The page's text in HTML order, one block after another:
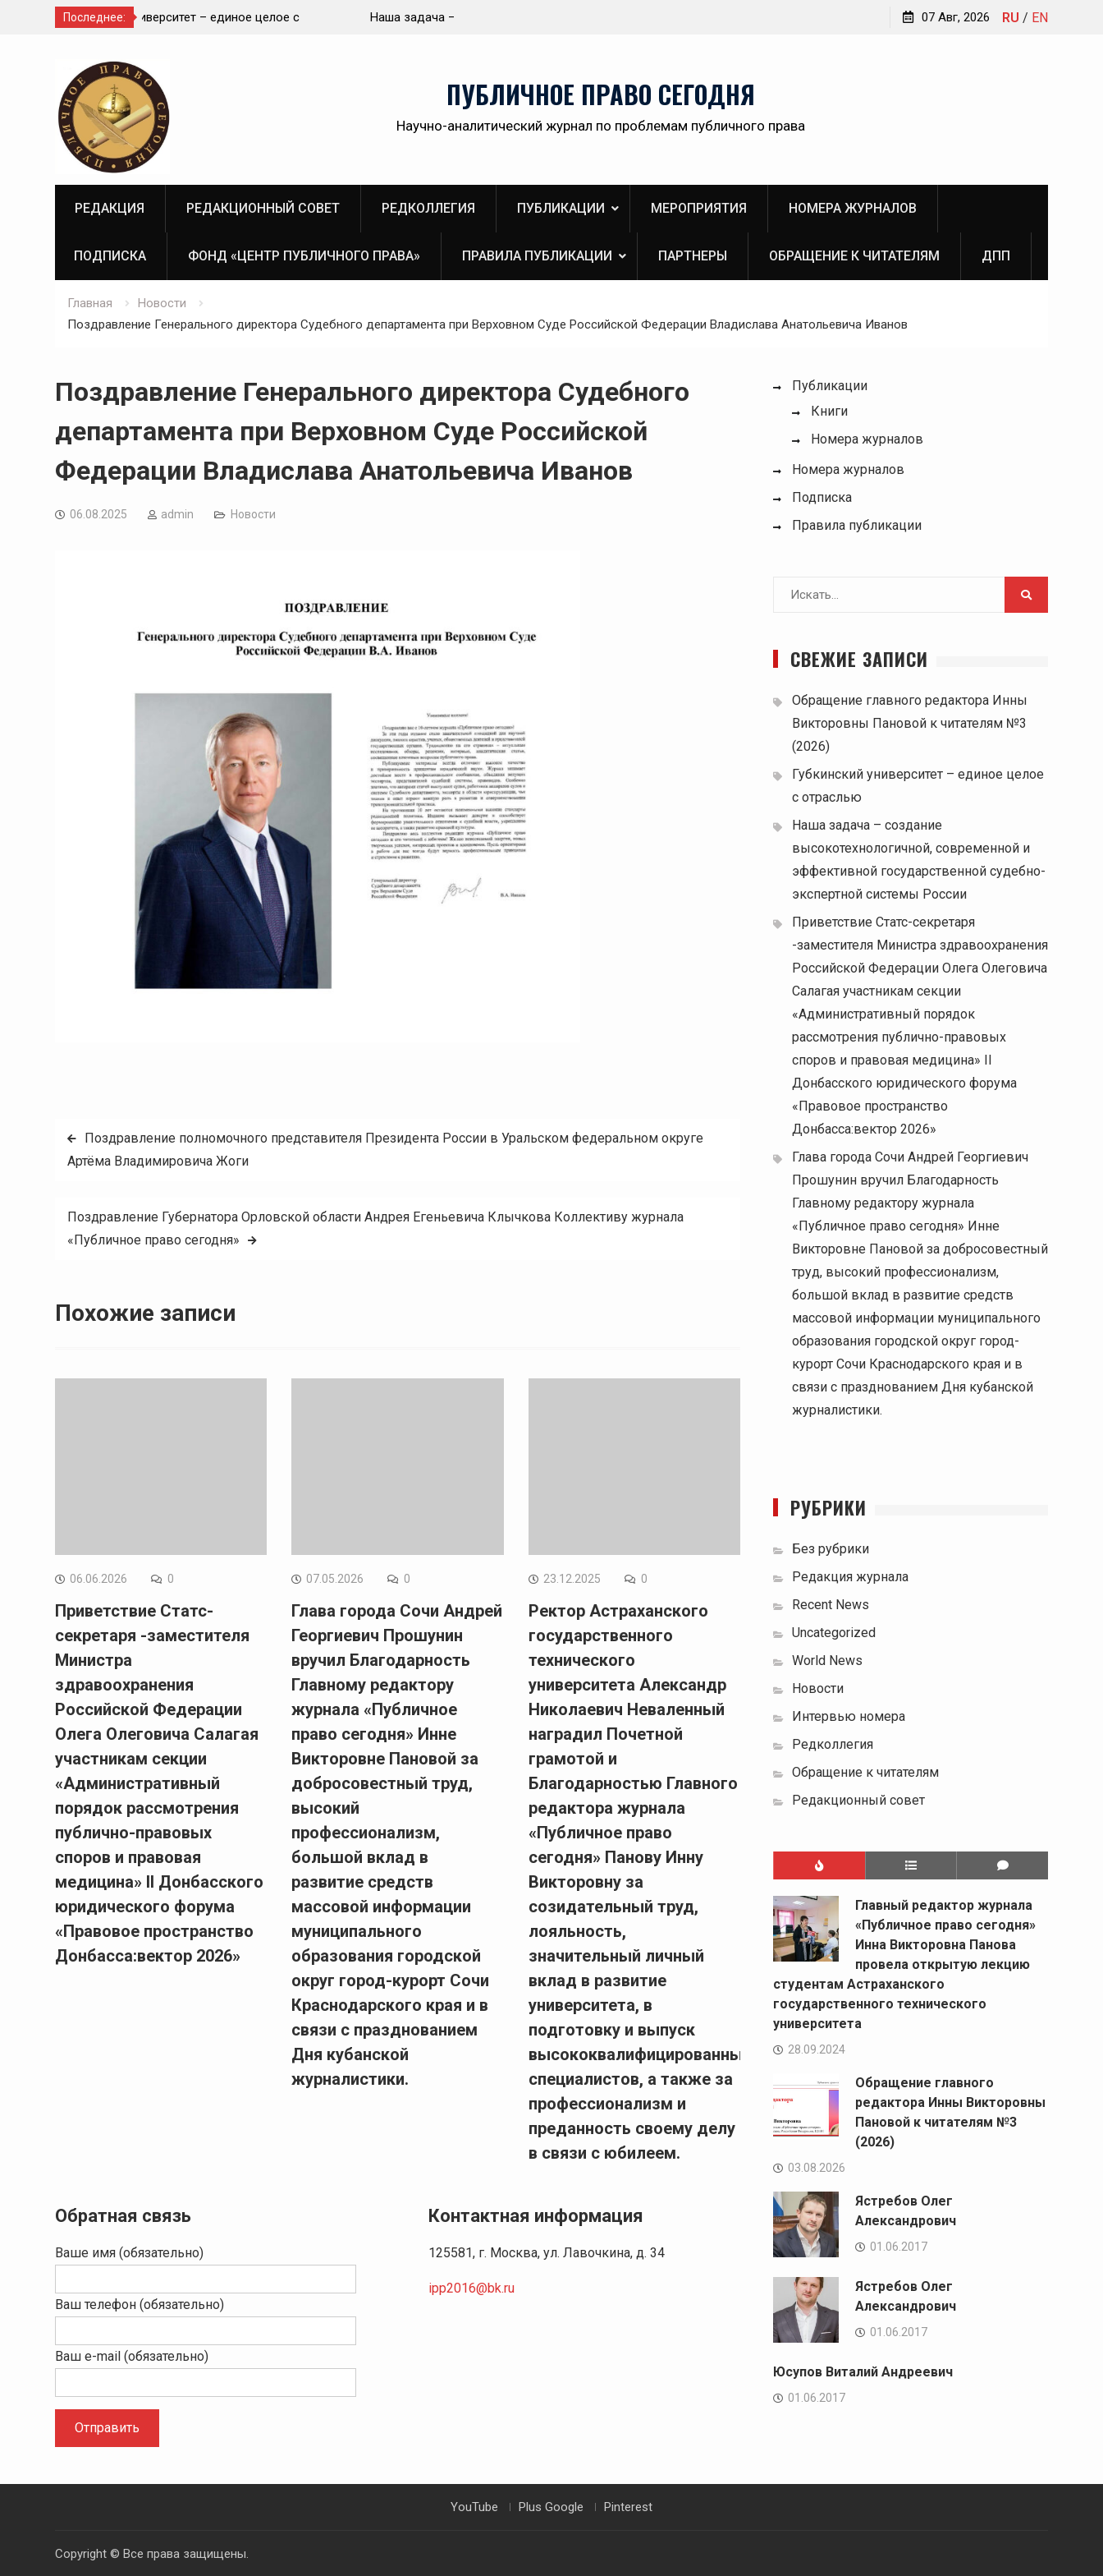
Последнее:
целое с
Наша задача – создание высокотехнологичной,
секции «Административный порядок
рассмотрения публично-правовых споров и
правовая медицина» II Донбасского
Обращение главного редактора Инны Викторовны
RU / EN
07 Авг, 2026
содержимому
ПУБЛИЧНОЕ ПРАВО СЕГОДНЯ
Научно-аналитический журнал по проблемам публичного права
РЕДАКЦИЯ РЕДАКЦИОННЫЙ СОВЕТ РЕДКОЛЛЕГИЯ ПУБЛИКАЦИИ МЕРОПРИЯТИЯ НОМЕРА ЖУРНАЛОВ
ПОДПИСКА ФОНД «ЦЕНТР ПУБЛИЧНОГО ПРАВА» ПРАВИЛА ПУБЛИКАЦИИ ПАРТНЕРЫ ОБРАЩЕНИЕ К ЧИТАТЕЛЯМ ДПП
Главная
Новости
Поздравление Генерального директора Судебного департамента при Верховном Суде Российской Федерации Владислава Анатольевича Иванов
Поздравление Генерального директора Судебного
департамента при Верховном Суде Российской
Федерации Владислава Анатольевича Иванов
06.08.2025 admin Новости
Навигация
по
записям
Поздравление полномочного представителя Президента России в Уральском федеральном округе
Артёма Владимировича Жоги
Поздравление Губернатора Орловской области Андрея Егеньевича Клычкова Коллективу журнала
«Публичное право сегодня»
Похожие записи
06.06.2026 0
Приветствие Статс-
секретаря -заместителя
Министра
здравоохранения
Российской Федерации
Олега Олеговича Салагая
участникам секции
«Административный
порядок рассмотрения
публично-правовых
споров и правовая
медицина» II Донбасского
юридического форума
«Правовое пространство
Донбасса:вектор 2026»
07.05.2026 0
Глава города Сочи Андрей
Георгиевич Прошунин
вручил Благодарность
Главному редактору
журнала «Публичное
право сегодня» Инне
Викторовне Пановой за
добросовестный труд,
высокий
профессионализм,
большой вклад в
развитие средств
массовой информации
муниципального
образования городской
округ город-курорт Сочи
Краснодарского края и в
связи с празднованием
Дня кубанской
журналистики.
23.12.2025 0
Ректор Астраханского
государственного
технического
университета Александр
Николаевич Неваленный
наградил Почетной
грамотой и
Благодарностью Главного
редактора журнала
«Публичное право
сегодня» Панову Инну
Викторовну за
созидательный труд,
лояльность,
значительный личный
вклад в развитие
университета, в
подготовку и выпуск
высококвалифицированных
специалистов, а также за
профессионализм и
преданность своему делу
в связи с юбилеем.
Обратная связь
Ваше имя (обязательно)
Ваш телефон (обязательно)
Ваш e-mail (обязательно)
Контактная информация
125581, г. Москва, ул. Лавочкина, д. 34
ipp2016@bk.ru
Публикации
Книги
Номера журналов
Номера журналов
Подписка
Правила публикации
Поиск
СВЕЖИЕ ЗАПИСИ
Обращение главного редактора Инны
Викторовны Пановой к читателям №3
(2026)
Губкинский университет – единое целое
с отраслью
Наша задача – создание
высокотехнологичной, современной и
эффективной государственной судебно-
экспертной системы России
Приветствие Статс-секретаря
-заместителя Министра здравоохранения
Российской Федерации Олега Олеговича
Салагая участникам секции
«Административный порядок
рассмотрения публично-правовых
споров и правовая медицина» II
Донбасского юридического форума
«Правовое пространство
Донбасса:вектор 2026»
Глава города Сочи Андрей Георгиевич
Прошунин вручил Благодарность
Главному редактору журнала
«Публичное право сегодня» Инне
Викторовне Пановой за добросовестный
труд, высокий профессионализм,
большой вклад в развитие средств
массовой информации муниципального
образования городской округ город-
курорт Сочи Краснодарского края и в
связи с празднованием Дня кубанской
журналистики.
РУБРИКИ
Без рубрики
Редакция журнала
Recent News
Uncategorized
World News
Новости
Интервью номера
Редколлегия
Обращение к читателям
Редакционный совет
Главный редактор журнала
«Публичное право сегодня»
Инна Викторовна Панова
провела открытую лекцию
студентам Астраханского
государственного технического
университета
28.09.2024
Обращение главного
редактора Инны Викторовны
Пановой к читателям №3
(2026)
03.08.2026
Ястребов Олег
Александрович
01.06.2017
Ястребов Олег
Александрович
01.06.2017
Юсупов Виталий Андреевич
01.06.2017
YouTube Plus Google Pinterest
Copyright © Все права защищены.